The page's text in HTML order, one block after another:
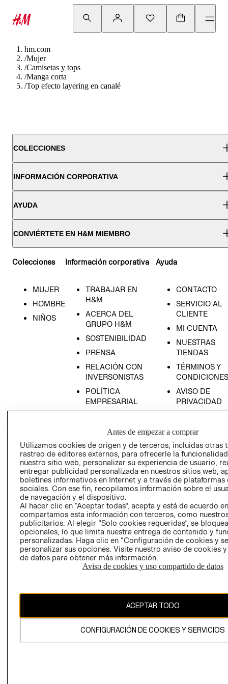
hm.com
/Mujer
/Camisetas y tops
/Manga corta
/Top efecto layering en canalé
COLECCIONES
INFORMACIÓN CORPORATIVA
AYUDA
CONVIÉRTETE EN H&M MIEMBRO
Colecciones
MUJER
HOMBRE
NIÑOS
Información corporativa
TRABAJAR EN
H&M
ACERCA DEL
GRUPO H&M
SOSTENIBILIDAD
PRENSA
RELACIÓN CON
INVERSONISTAS
POLÍTICA
EMPRESARIAL
Ayuda
CONTACTO
SERVICIO AL
CLIENTE
MI CUENTA
NUESTRAS
TIENDAS
TÉRMINOS Y
CONDICIONES
AVISO DE
PRIVACIDAD
AVISO DE
LIBRO DE
Ecuador ($)
CAMBIAR REGIÓN
propiedad de H&M Hennes & Mauritz AB.
Antes de empezar a comprar
Utilizamos cookies de origen y de terceros, incluidas otras
rastreo de editores externos, para ofrecerle la
nuestro sitio web, personalizar su experiencia de usuario,
entregar publicidad personalizada en nuestros sitios web,
boletines informativos en Internet y a través de plataformas
sociales. Con ese fin, recopilamos información sobre el
de navegación y el dispositivo.
Al hacer clic en “Aceptar todas”, acepta y está de acuerdo
compartamos esta información con terceros, como
publicitarios. Al elegir “Solo cookies requeridas”, se
opcionales, lo que limita nuestra entrega de contenido y
personalizadas. Haga clic en “Configuración de cookies y
personalizar sus opciones. Visite nuestro aviso de cookies
de datos para obtener más información.
Aviso de cookies y uso compartido de datos
ACEPTAR TODO
CONFIGURACIÓN DE COOKIES Y SERVICIOS